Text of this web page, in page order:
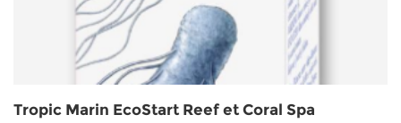
Tropic Marin EcoStart Reef et Coral Spa